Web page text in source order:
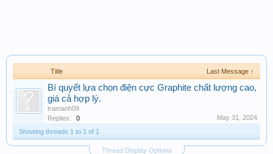
Title Last Message ↑
Bí quyết lựa chọn điện cực Graphite chất lượng cao,
giá cả hợp lý.
tramanh09
Replies:
0
May 31, 2024
Showing threads 1 to 1 of 1
Thread Display Options